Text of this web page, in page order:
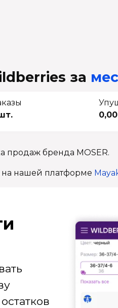
за
продаж бренда MOSER.
нашей платформе